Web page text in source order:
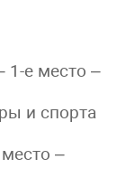
1-е место –
и спорта
–